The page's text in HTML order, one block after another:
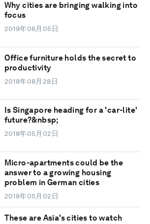
Why cities are bringing walking into
focus
2019年06月05日
Office furniture holds the secret to
productivity
2018年08月28日
Is Singapore heading for a 'car-lite'
future?&nbsp;
2018年05月02日
Micro-apartments could be the
answer to a growing housing
problem in German cities
2018年05月02日
These are Asia's cities to watch